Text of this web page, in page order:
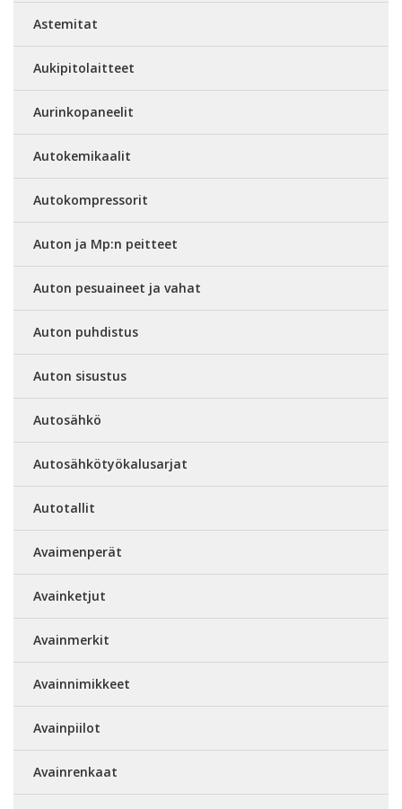
Astemitat
Aukipitolaitteet
Aurinkopaneelit
Autokemikaalit
Autokompressorit
Auton ja Mp:n peitteet
Auton pesuaineet ja vahat
Auton puhdistus
Auton sisustus
Autosähkö
Autosähkötyökalusarjat
Autotallit
Avaimenperät
Avainketjut
Avainmerkit
Avainnimikkeet
Avainpiilot
Avainrenkaat